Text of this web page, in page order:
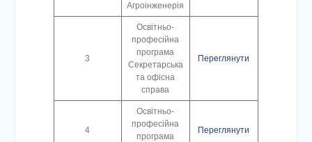
Агроінженерія
3
Освітньо-
професійна
програма
Секретарська
та офісна
справа
Переглянути
4
Освітньо-
професійна
програма
Переглянути